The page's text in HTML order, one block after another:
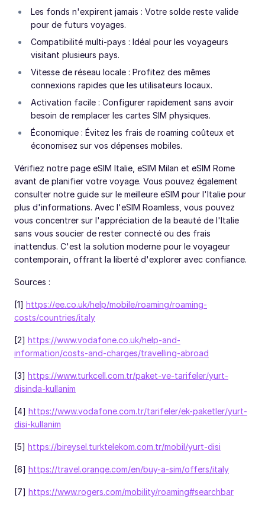
Les fonds n'expirent jamais : Votre solde reste valide
pour de futurs voyages.
Compatibilité multi-pays : Idéal pour les voyageurs
visitant plusieurs pays.
Vitesse de réseau locale : Profitez des mêmes
connexions rapides que les utilisateurs locaux.
Activation facile : Configurer rapidement sans avoir
besoin de remplacer les cartes SIM physiques.
Économique : Évitez les frais de roaming coûteux et
économisez sur vos dépenses mobiles.
Vérifiez notre page eSIM Italie, eSIM Milan et eSIM Rome
avant de planifier votre voyage. Vous pouvez également
consulter notre guide sur le meilleure eSIM pour l'Italie pour
plus d'informations. Avec l'eSIM Roamless, vous pouvez
vous concentrer sur l'appréciation de la beauté de l'Italie
sans vous soucier de rester connecté ou des frais
inattendus. C'est la solution moderne pour le voyageur
contemporain, offrant la liberté d'explorer avec confiance.
Sources :
[1] https://ee.co.uk/help/mobile/roaming/roaming-
costs/countries/italy
[2] https://www.vodafone.co.uk/help-and-
information/costs-and-charges/travelling-abroad
[3] https://www.turkcell.com.tr/paket-ve-tarifeler/yurt-
disinda-kullanim
[4] https://www.vodafone.com.tr/tarifeler/ek-paketler/yurt-
disi-kullanim
[5] https://bireysel.turktelekom.com.tr/mobil/yurt-disi
[6] https://travel.orange.com/en/buy-a-sim/offers/italy
[7] https://www.rogers.com/mobility/roaming#searchbar